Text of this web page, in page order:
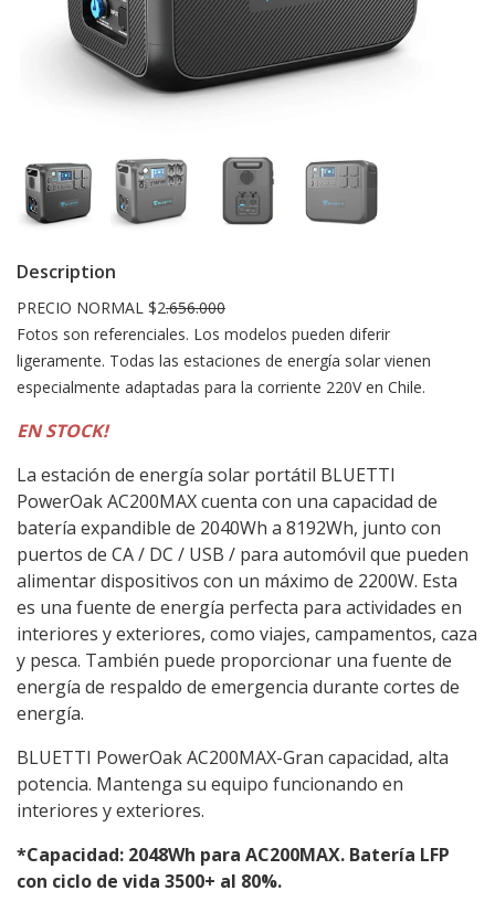
Description
PRECIO NORMAL $2.656.000
Fotos son referenciales. Los modelos pueden diferir
ligeramente. Todas las estaciones de energía solar vienen
especialmente adaptadas para la corriente 220V en Chile.
EN STOCK!
La estación de energía solar portátil BLUETTI
PowerOak AC200MAX cuenta con una capacidad de
batería expandible de 2040Wh a 8192Wh, junto con
puertos de CA / DC / USB / para automóvil que pueden
alimentar dispositivos con un máximo de 2200W. Esta
es una fuente de energía perfecta para actividades en
interiores y exteriores, como viajes, campamentos, caza
y pesca. También puede proporcionar una fuente de
energía de respaldo de emergencia durante cortes de
energía.
BLUETTI PowerOak AC200MAX-Gran capacidad, alta
potencia. Mantenga su equipo funcionando en
interiores y exteriores.
*Capacidad: 2048Wh para AC200MAX. Batería LFP
con ciclo de vida 3500+ al 80%.